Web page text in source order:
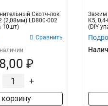
Скотч-лок
(2,08мм) LD800-002
10шт)
Сравнить
₽
+
Зажим
K5,
(DIY